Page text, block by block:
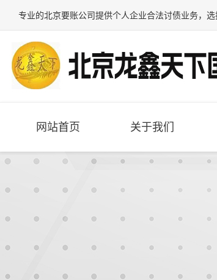
专业的北京要账公司提供个人企业合法讨债业务，选
网站首页 关于我们